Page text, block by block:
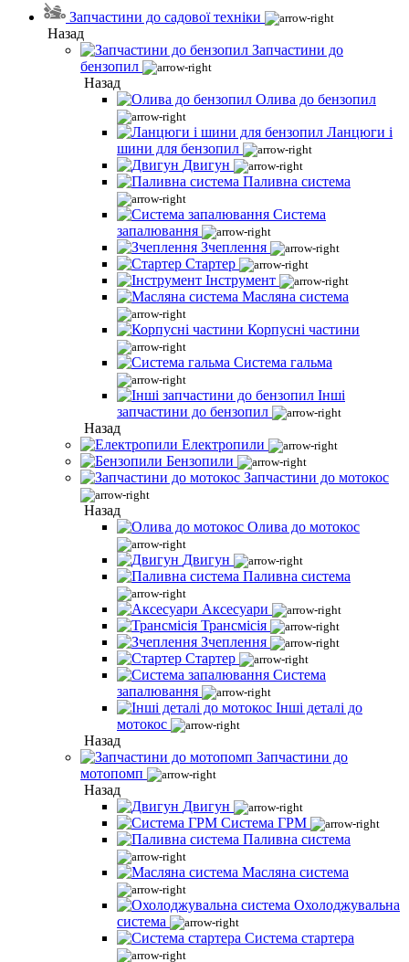
Запчастини до садової техніки
Назад
Запчастини до
бензопил
Назад
Олива до бензопил
Ланцюги і
шини для бензопил
Двигун
Паливна система
Система
запалювання
Зчеплення
Стартер
Інструмент
Масляна система
Корпусні частини
Система гальма
Інші
запчастини до бензопил
Назад
Електропили
Бензопили
Запчастини до мотокос
Назад
Олива до мотокос
Двигун
Паливна система
Аксесуари
Трансмісія
Зчеплення
Стартер
Система
запалювання
Інші деталі до
мотокос
Назад
Запчастини до
мотопомп
Назад
Двигун
Система ГРМ
Паливна система
Масляна система
Охолоджувальна
система
Система стартера